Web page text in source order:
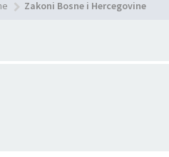
Zakoni Bosne i Hercegovine